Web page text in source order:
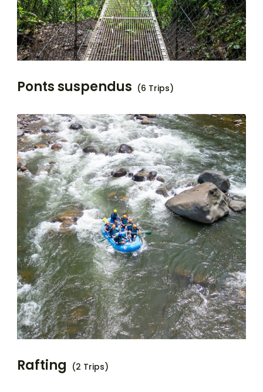
Ponts suspendus (6 Trips)
Rafting (2 Trips)